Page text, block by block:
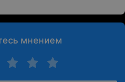
мнением